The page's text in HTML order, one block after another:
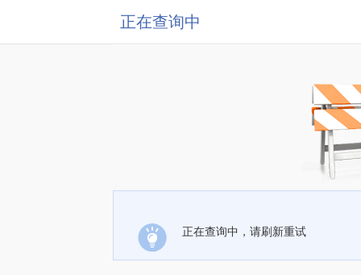
正在查询中
正在查询中，请刷新重试